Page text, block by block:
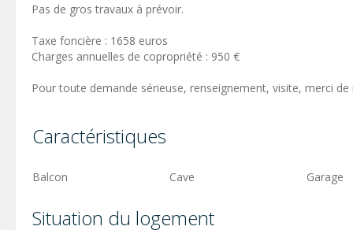
Pas de gros travaux à prévoir.
Taxe foncière : 1658 euros
Charges annuelles de copropriété : 950 €
Pour toute demande sérieuse, renseignement, visite, merci
Caractéristiques
Balcon Cave Garage
Situation du logement